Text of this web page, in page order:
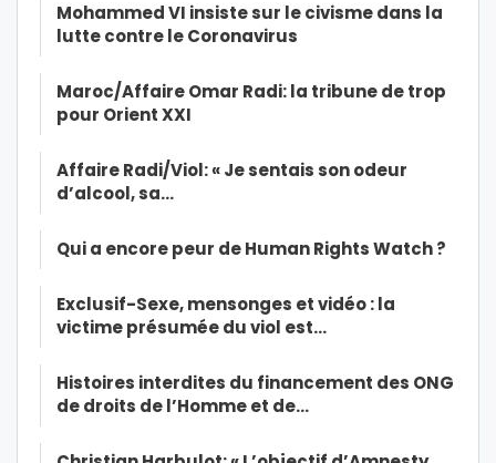
Mohammed VI insiste sur le civisme dans la
lutte contre le Coronavirus
Maroc/Affaire Omar Radi: la tribune de trop
pour Orient XXI
Affaire Radi/Viol: « Je sentais son odeur
d’alcool, sa…
Qui a encore peur de Human Rights Watch ?
Exclusif-Sexe, mensonges et vidéo : la
victime présumée du viol est…
Histoires interdites du financement des ONG
de droits de l’Homme et de…